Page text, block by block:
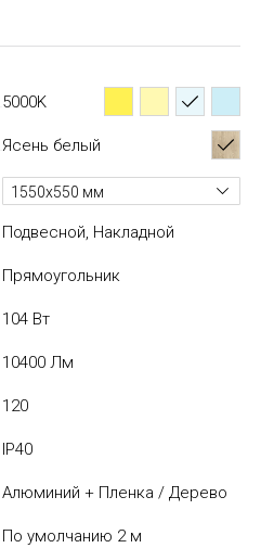
5000K
Ясень белый
1550х550 мм
Подвесной, Накладной
Прямоугольник
104 Вт
10400 Лм
120
IP40
Алюминий + Пленка / Дерево
По умолчанию 2 м